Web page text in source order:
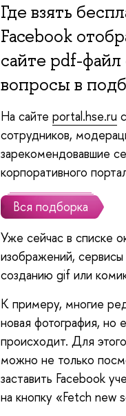
Где взять
Facebook
сайте pdf-
вопросы в
На сайте portal.hse.ru
сотрудников,
зарекомендовавшие
корпоративного
Вся подборка
Уже сейчас в списке
изображений,
созданию gif или
К примеру, многие
новая фотография, но
происходит. Для
можно не только
заставить Facebook
на кнопку «Fetch new